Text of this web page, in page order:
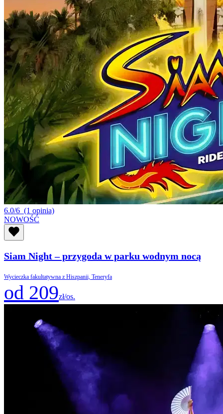
6.0/6 (1 opinia)
NOWOŚĆ
Siam Night – przygoda w parku wodnym nocą
Wycieczka fakultatywna z Hiszpanii, Teneryfa
od 209zł/os.